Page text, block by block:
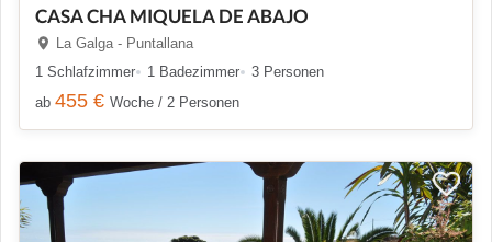
CASA CHA MIQUELA DE ABAJO
La Galga - Puntallana
1 Schlafzimmer
1 Badezimmer
3 Personen
ab 455 € Woche / 2 Personen